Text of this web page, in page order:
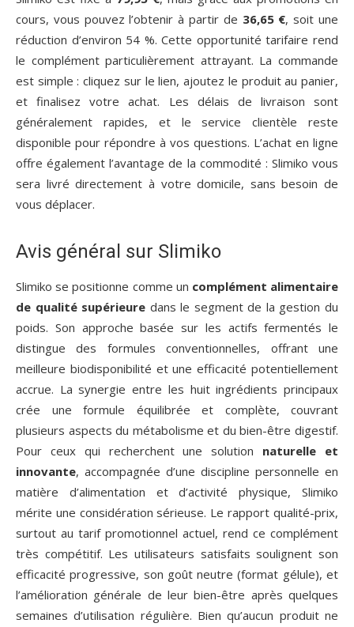
cours, vous pouvez l’obtenir à partir de 36,65 €, soit une
réduction d’environ 54 %. Cette opportunité tarifaire rend
le complément particulièrement attrayant. La commande
est simple : cliquez sur le lien, ajoutez le produit au panier,
et finalisez votre achat. Les délais de livraison sont
généralement rapides, et le service clientèle reste
disponible pour répondre à vos questions. L’achat en ligne
offre également l’avantage de la commodité : Slimiko vous
sera livré directement à votre domicile, sans besoin de
vous déplacer.
Avis général sur Slimiko
Slimiko se positionne comme un complément alimentaire
de qualité supérieure dans le segment de la gestion du
poids. Son approche basée sur les actifs fermentés le
distingue des formules conventionnelles, offrant une
meilleure biodisponibilité et une efficacité potentiellement
accrue. La synergie entre les huit ingrédients principaux
crée une formule équilibrée et complète, couvrant
plusieurs aspects du métabolisme et du bien-être digestif.
Pour ceux qui recherchent une solution naturelle et
innovante, accompagnée d’une discipline personnelle en
matière d’alimentation et d’activité physique, Slimiko
mérite une considération sérieuse. Le rapport qualité-prix,
surtout au tarif promotionnel actuel, rend ce complément
très compétitif. Les utilisateurs satisfaits soulignent son
efficacité progressive, son goût neutre (format gélule), et
l’amélioration générale de leur bien-être après quelques
semaines d’utilisation régulière. Bien qu’aucun produit ne